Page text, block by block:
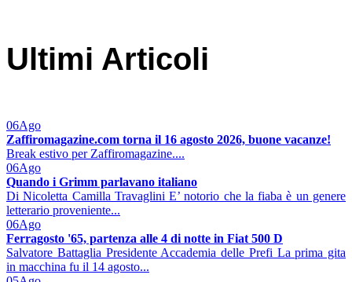
Ultimi Articoli
06Ago
Zaffiromagazine.com torna il 16 agosto 2026, buone vacanze!
Break estivo per Zaffiromagazine....
06Ago
Quando i Grimm parlavano italiano
Di Nicoletta Camilla Travaglini E’ notorio che la fiaba è un genere
letterario proveniente...
06Ago
Ferragosto '65, partenza alle 4 di notte in Fiat 500 D
Salvatore Battaglia Presidente Accademia delle Prefi La prima gita
in macchina fu il 14 agosto...